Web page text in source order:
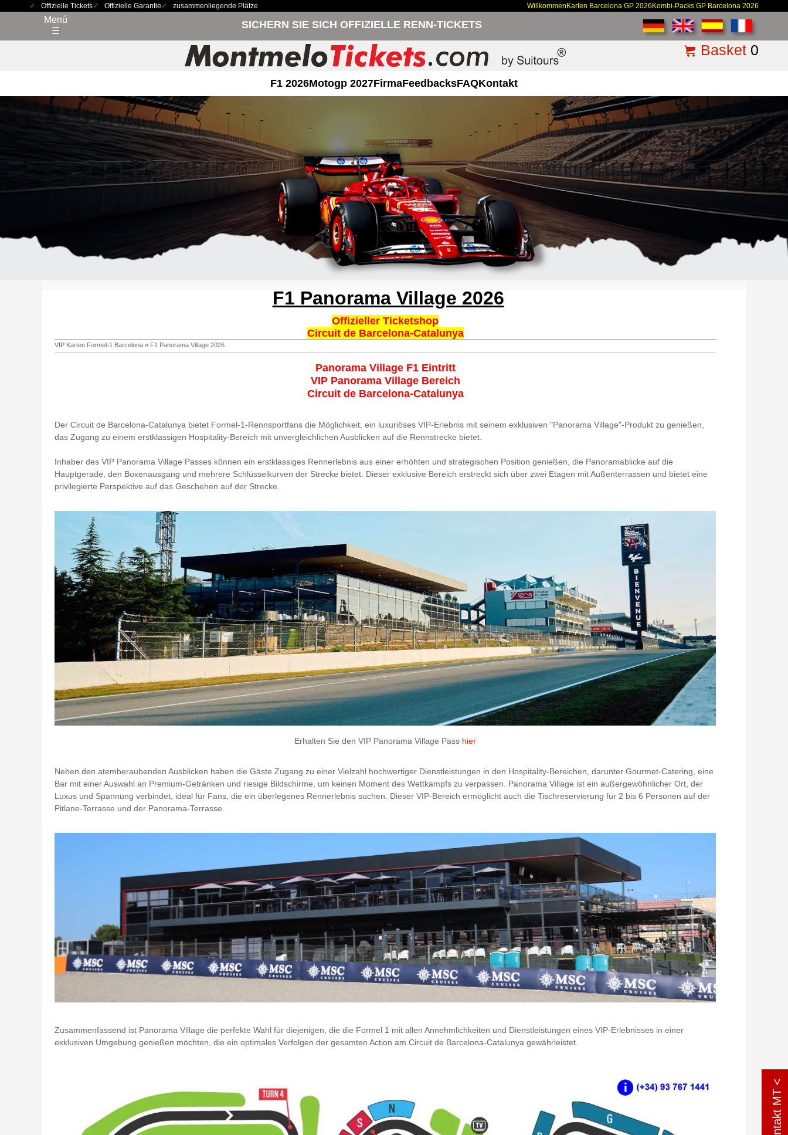
Offizielle Tickets Offizielle Garantie zusammenliegende Plätze Willkommen Karten Barcelona GP 2026 Kombi-Packs GP Barcelona 2026
Menú
☰
SICHERN SIE SICH OFFIZIELLE RENN-TICKETS
Basket 0
F1 2026Motogp 2027FirmaFeedbacksFAQKontakt
> Kontakt MT <
F1 Panorama Village 2026
Offizieller Ticketshop
Circuit de Barcelona-Catalunya
VIP Karten Formel-1 Barcelona » F1 Panorama Village 2026
Panorama Village F1 Eintritt
VIP Panorama Village Bereich
Circuit de Barcelona-Catalunya
Der Circuit de Barcelona-Catalunya bietet Formel-1-Rennsportfans die Möglichkeit, ein luxuriöses VIP-Erlebnis mit seinem exklusiven "Panorama Village"-Produkt zu genießen,
das Zugang zu einem erstklassigen Hospitality-Bereich mit unvergleichlichen Ausblicken auf die Rennstrecke bietet.
Inhaber des VIP Panorama Village Passes können ein erstklassiges Rennerlebnis aus einer erhöhten und strategischen Position genießen, die Panoramablicke auf die
Hauptgerade, den Boxenausgang und mehrere Schlüsselkurven der Strecke bietet. Dieser exklusive Bereich erstreckt sich über zwei Etagen mit Außenterrassen und bietet eine
privilegierte Perspektive auf das Geschehen auf der Strecke.
Erhalten Sie den VIP Panorama Village Pass hier
Neben den atemberaubenden Ausblicken haben die Gäste Zugang zu einer Vielzahl hochwertiger Dienstleistungen in den Hospitality-Bereichen, darunter Gourmet-Catering, eine
Bar mit einer Auswahl an Premium-Getränken und riesige Bildschirme, um keinen Moment des Wettkampfs zu verpassen. Panorama Village ist ein außergewöhnlicher Ort, der
Luxus und Spannung verbindet, ideal für Fans, die ein überlegenes Rennerlebnis suchen. Dieser VIP-Bereich ermöglicht auch die Tischreservierung für 2 bis 6 Personen auf der
Pitlane-Terrasse und der Panorama-Terrasse.
Zusammenfassend ist Panorama Village die perfekte Wahl für diejenigen, die die Formel 1 mit allen Annehmlichkeiten und Dienstleistungen eines VIP-Erlebnisses in einer
exklusiven Umgebung genießen möchten, die ein optimales Verfolgen der gesamten Action am Circuit de Barcelona-Catalunya gewährleistet.